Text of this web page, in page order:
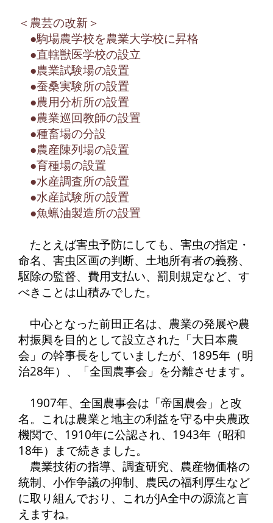
＜農芸の改新＞
●駒場農学校を農業大学校に昇格
●直轄獣医学校の設立
●農業試験場の設置
●蚕桑実験所の設置
●農用分析所の設置
●農業巡回教師の設置
●種畜場の分設
●農産陳列場の設置
●育種場の設置
●水産調査所の設置
●水産試験所の設置
●魚蝋油製造所の設置
たとえば害虫予防にしても、害虫の指定・
命名、害虫区画の判断、土地所有者の義務、
駆除の監督、費用支払い、罰則規定など、す
べきことは山積みでした。
中心となった前田正名は、農業の発展や農
村振興を目的として設立された「大日本農
会」の幹事長をしていましたが、1895年（明
治28年）、「全国農事会」を分離させます。
1907年、全国農事会は「帝国農会」と改
名。これは農業と地主の利益を守る中央農政
機関で、1910年に公認され、1943年（昭和
18年）まで続きました。
農業技術の指導、調査研究、農産物価格の
統制、小作争議の抑制、農民の福利厚生など
に取り組んでおり、これがJA全中の源流と言
えますね。